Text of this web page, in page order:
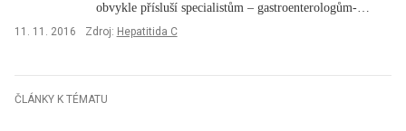
obvykle přísluší specialistům –⁠ gastroenterologům-
hepatologům....
11. 11. 2016 Zdroj: Hepatitida C
ČLÁNKY K TÉMATU